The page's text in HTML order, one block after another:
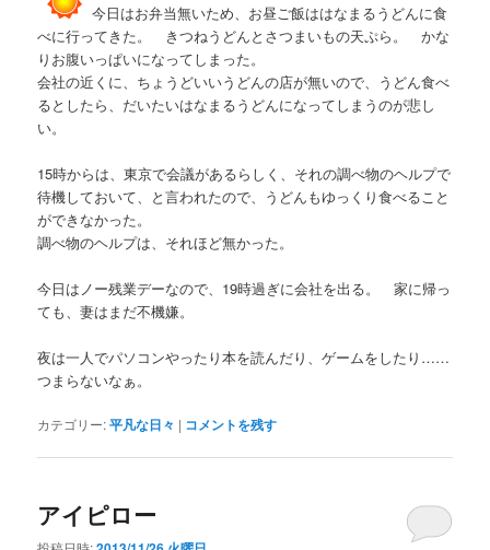
今日はお弁当無いため、お昼ご飯ははなまるうどんに食
べに行ってきた。 きつねうどんとさつまいもの天ぷら。 かな
りお腹いっぱいになってしまった。
会社の近くに、ちょうどいいうどんの店が無いので、うどん食べ
るとしたら、だいたいはなまるうどんになってしまうのが悲し
い。
15時からは、東京で会議があるらしく、それの調べ物のヘルプで
待機しておいて、と言われたので、うどんもゆっくり食べること
ができなかった。
調べ物のヘルプは、それほど無かった。
今日はノー残業デーなので、19時過ぎに会社を出る。 家に帰っ
ても、妻はまだ不機嫌。
夜は一人でパソコンやったり本を読んだり、ゲームをしたり……
つまらないなぁ。
カテゴリー:平凡な日々 | コメントを残す
アイピロー